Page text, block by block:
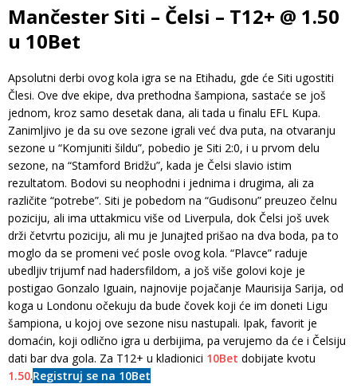
Mančester Siti – Čelsi – T12+ @ 1.50
u 10Bet
Apsolutni derbi ovog kola igra se na Etihadu, gde će Siti ugostiti
Člesi. Ove dve ekipe, dva prethodna šampiona, sastaće se još
jednom, kroz samo desetak dana, ali tada u finalu EFL Kupa.
Zanimljivo je da su ove sezone igrali već dva puta, na otvaranju
sezone u “Komjuniti šildu”, pobedio je Siti 2:0, i u prvom delu
sezone, na “Stamford Bridžu”, kada je Čelsi slavio istim
rezultatom. Bodovi su neophodni i jednima i drugima, ali za
različite “potrebe”. Siti je pobedom na “Gudisonu” preuzeo čelnu
poziciju, ali ima uttakmicu više od Liverpula, dok Čelsi još uvek
drži četvrtu poziciju, ali mu je Junajted prišao na dva boda, pa to
moglo da se promeni već posle ovog kola. “Plavce” raduje
ubedljiv trijumf nad hadersfildom, a još više golovi koje je
postigao Gonzalo Iguain, najnovije pojačanje Maurisija Sarija, od
koga u Londonu očekuju da bude čovek koji će im doneti Ligu
šampiona, u kojoj ove sezone nisu nastupali. Ipak, favorit je
domaćin, koji odlično igra u derbijima, pa verujemo da će i Čelsiju
dati bar dva gola. Za T12+ u kladionici 10Bet dobijate kvotu
1.50.Registruj se na 10Bet